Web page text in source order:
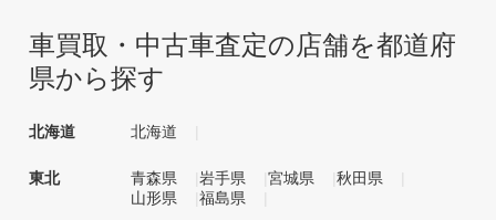
車買取・中古車査定の店舗を都道府
県から探す
北海道 北海道
東北 青森県 岩手県 宮城県
秋田県
山形県
福島県